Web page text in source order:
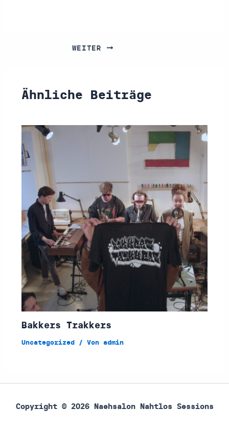
WEITER
Ähnliche Beiträge
Bakkers Trakkers
Uncategorized/ Von admin
Copyright © 2026 Naehsalon Nahtlos Sessions